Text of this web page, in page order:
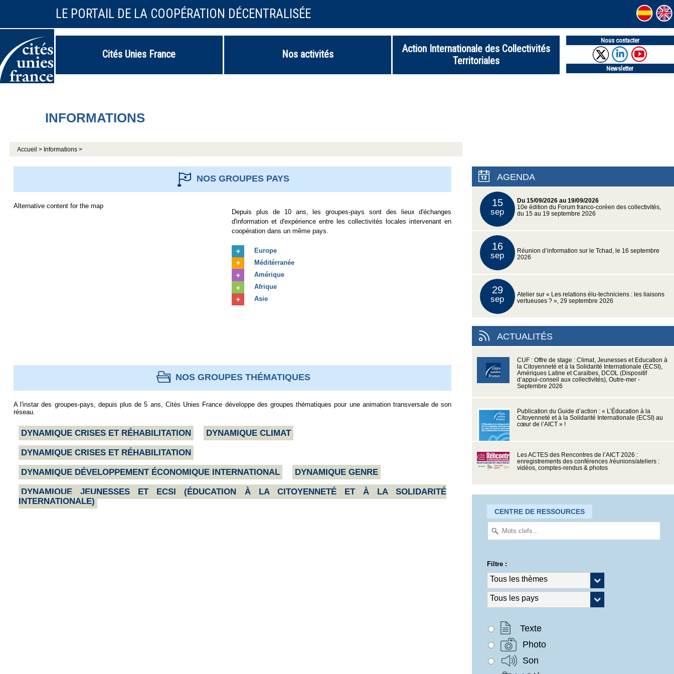
LE PORTAIL DE LA COOPÉRATION DÉCENTRALISÉE
Cités Unies France Nos activités
Action Internationale des Collectivités
Territoriales
Nous contacter
Newsletter
INFORMATIONS
Accueil > Informations >
NOS GROUPES PAYS
Alternative content for the map
Depuis plus de 10 ans, les groupes-pays sont des lieux d'échanges
d'information et d'expérience entre les collectivités locales intervenant en
coopération dans un même pays.
Europe
Méditérranée
Amérique
Afrique
Asie
NOS GROUPES THÉMATIQUES
A l'instar des groupes-pays, depuis plus de 5 ans, Cités Unies France développe des groupes thématiques pour une animation transversale de son
réseau.
DYNAMIQUE CRISES ET RÉHABILITATION DYNAMIQUE CLIMAT
DYNAMIQUE CRISES ET RÉHABILITATION
DYNAMIQUE DÉVELOPPEMENT ÉCONOMIQUE INTERNATIONAL DYNAMIQUE GENRE
DYNAMIQUE JEUNESSES ET ECSI (ÉDUCATION À LA CITOYENNETÉ ET À LA SOLIDARITÉ
INTERNATIONALE)
AGENDA
15
sep
Du 15/09/2026 au 19/09/2026
10e édition du Forum franco-coréen des collectivités,
du 15 au 19 septembre 2026
16
sep
Réunion d’information sur le Tchad, le 16 septembre
2026
29
sep
Atelier sur « Les relations élu-techniciens : les liaisons
vertueuses ? », 29 septembre 2026
ACTUALITÉS
CUF : Offre de stage : Climat, Jeunesses et Education à
la Citoyenneté et à la Solidarité Internationale (ECSI),
Amériques Latine et Caraïbes, DCOL (Dispositif
d’appui-conseil aux collectivités), Outre-mer -
Septembre 2026
Publication du Guide d’action : « L’Éducation à la
Citoyenneté et à la Solidarité Internationale (ECSI) au
cœur de l’AICT » !
Les ACTES des Rencontres de l’AICT 2026 :
enregistrements des conférences /réunions/ateliers :
vidéos, comptes-rendus & photos
CENTRE DE RESSOURCES
Filtre :
Texte
Photo
Son